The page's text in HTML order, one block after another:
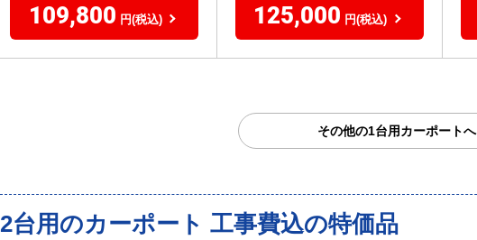
109,800 円(税込) 125,000 円(税込)
その他の1台用カーポートへ
2台用のカーポート 工事費込の特価品